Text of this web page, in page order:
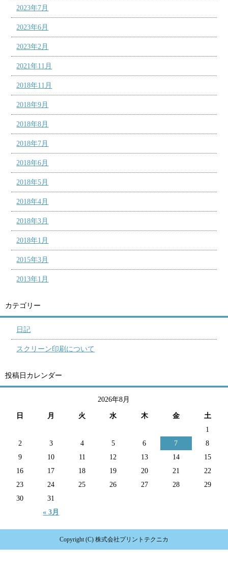
2023年7月
2023年6月
2023年2月
2021年11月
2018年11月
2018年9月
2018年8月
2018年7月
2018年6月
2018年5月
2018年4月
2018年3月
2018年1月
2015年3月
2013年1月
カテゴリー
日記
スクリーン印刷について
投稿日カレンダー
2026年8月
日 月 火 水 木 金 土
« 3月
1
2
3 4 5 6 7
8
9
10 11 12 13 14
15
16
17 18 19 20 21
22
23
24 25 26 27 28
29
30
31
Copyright (C) 株式会社プリントテクニカ